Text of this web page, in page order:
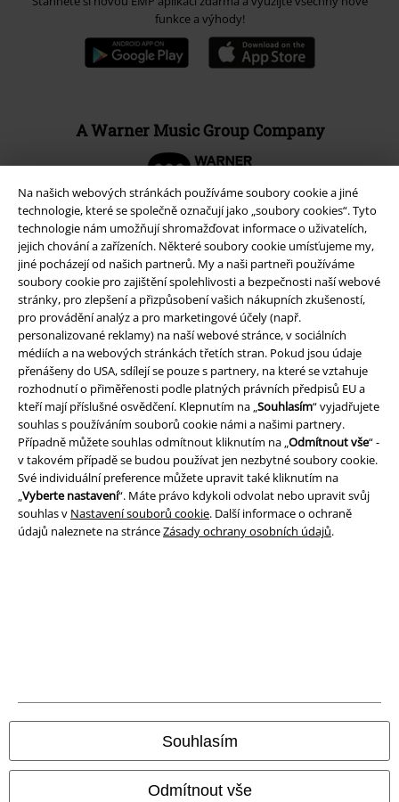
Na našich webových stránkách používáme soubory cookie a jiné
technologie, které se společně označují jako „soubory cookies“. Tyto
technologie nám umožňují shromažďovat informace o uživatelích,
jejich chování a zařízeních. Některé soubory cookie umísťujeme my,
jiné pocházejí od našich partnerů. My a naši partneři používáme
soubory cookie pro zajištění spolehlivosti a bezpečnosti naší webové
stránky, pro zlepšení a přizpůsobení vašich nákupních zkušeností,
pro provádění analýz a pro marketingové účely (např.
personalizované reklamy) na naší webové stránce, v sociálních
médiích a na webových stránkách třetích stran. Pokud jsou údaje
přenášeny do USA, sdílejí se pouze s partnery, na které se vztahuje
rozhodnutí o přiměřenosti podle platných právních předpisů EU a
kteří mají příslušné osvědčení. Klepnutím na „ Souhlasím“ vyjadřujete
souhlas s používáním souborů cookie námi a našimi partnery.
Případně můžete souhlas odmítnout kliknutím na „ Odmítnout vše“ -
v takovém případě se budou používat jen nezbytné soubory cookie.
Své individuální preference můžete upravit také kliknutím na
Vyberte nastavení“. Máte právo kdykoli odvolat nebo upravit svůj
souhlas v Nastavení souborů cookie. Další informace o ochraně
údajů naleznete na stránceZásady ochrany osobních údajů.
Souhlasím
Odmítnout vše
funkce a výhody!
A Warner Music Group Company
Právní informace
Podmínky
Prohlášení
Ochrana osobních údajů
Likvidace odpadu a ochrana životního prostředí
Odstoupení od smlouvy
Všechny ceny jsou včetně DPH, bezpoštovného a balného
© 1986-2026 EMP Merchandising